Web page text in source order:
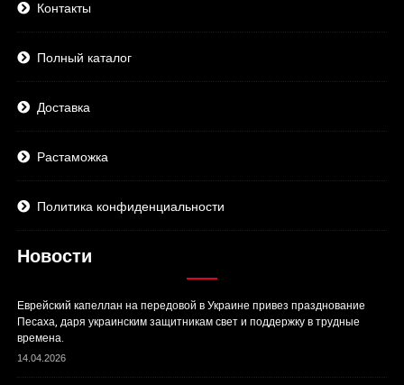
Контакты
Полный каталог
Доставка
Растаможка
Политика конфиденциальности
Новости
Еврейский капеллан на передовой в Украине привез празднование
Песаха, даря украинским защитникам свет и поддержку в трудные
времена.
14.04.2026